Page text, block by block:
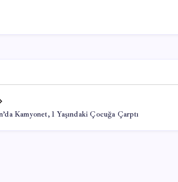
Kamyonet, 1 Yaşındaki Çocuğa Çarptı